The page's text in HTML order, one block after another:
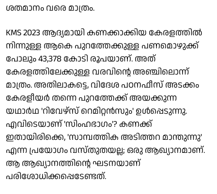
ശതമാനം വരെ മാത്രം.
KMS 2023 ആദ്യമായി കണക്കാക്കിയ കേരളത്തിൽ
നിന്നുള്ള ആകെ പുറത്തേക്കുള്ള പണമൊഴുക്ക്
പോലും 43,378 കോടി രൂപയാണ്. അത്
കേരളത്തിലേക്കുള്ള വരവിന്റെ അഞ്ചിലൊന്ന്
മാത്രം. അതിലാകട്ടെ, വിദേശ പഠനഫീസ് അടക്കം
കേരളീയർ തന്നെ പുറത്തേക്ക് അയക്കുന്ന
യഥാർഥ 'റിവേഴ്‌സ് റെമിറ്റൻസും' ഉൾപ്പെടുന്നു.
എവിടെയാണ് 'സിംഹഭാഗം'? കണക്ക്
ഇതായിരിക്കെ, 'സാമ്പത്തിക അടിത്തറ മാന്തുന്നു'
എന്ന പ്രയോഗം വസ്തുതയല്ല; ഒരു ആഖ്യാനമാണ്.
ആ ആഖ്യാനത്തിന്റെ ഘടനയാണ്
പരിശോധിക്കപ്പെടേണ്ടത്.